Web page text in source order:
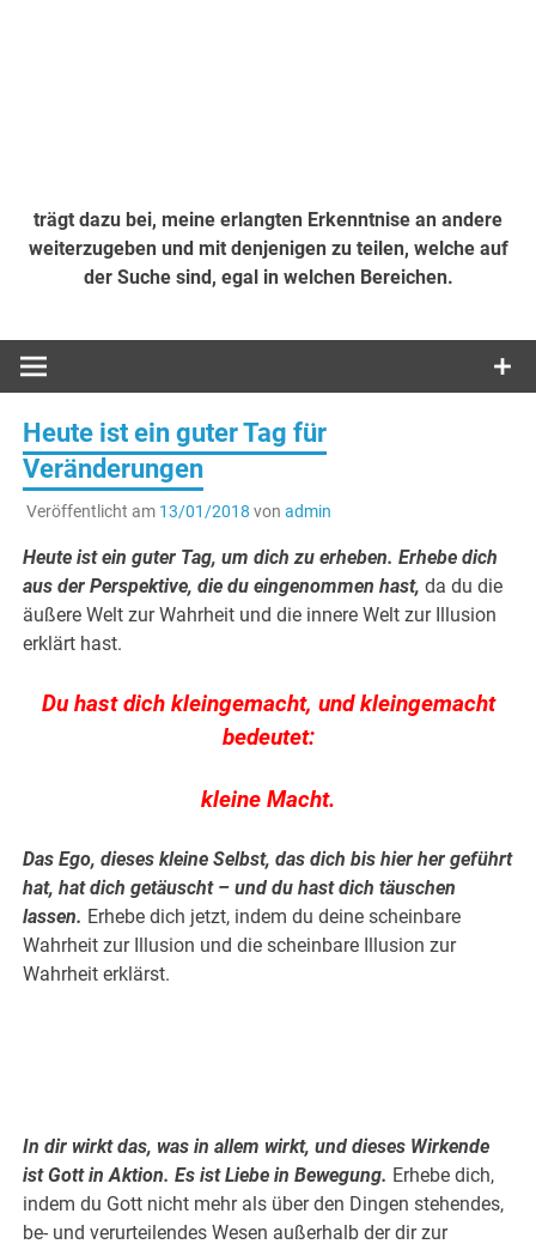
trägt dazu bei, meine erlangten Erkenntnise an andere
weiterzugeben und mit denjenigen zu teilen, welche auf
der Suche sind, egal in welchen Bereichen.
Heute ist ein guter Tag für
Veränderungen
Veröffentlicht am 13/01/2018 von admin
Heute ist ein guter Tag, um dich zu erheben. Erhebe dich
aus der Perspektive, die du eingenommen hast, da du die
äußere Welt zur Wahrheit und die innere Welt zur Illusion
erklärt hast.
Du hast dich kleingemacht, und kleingemacht
bedeutet:
kleine Macht.
Das Ego, dieses kleine Selbst, das dich bis hier her geführt
hat, hat dich getäuscht – und du hast dich täuschen
lassen. Erhebe dich jetzt, indem du deine scheinbare
Wahrheit zur Illusion und die scheinbare Illusion zur
Wahrheit erklärst.
In dir wirkt das, was in allem wirkt, und dieses Wirkende
ist Gott in Aktion. Es ist Liebe in Bewegung. Erhebe dich,
indem du Gott nicht mehr als über den Dingen stehendes,
be- und verurteilendes Wesen außerhalb der dir zur